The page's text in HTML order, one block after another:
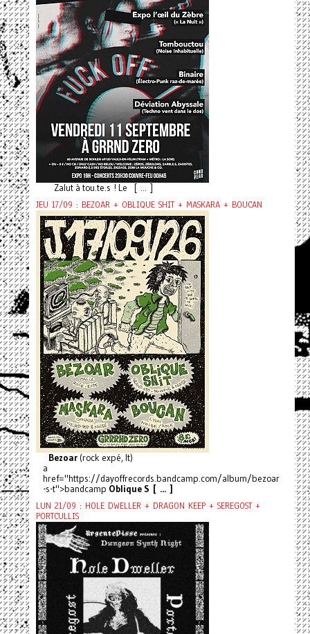
Zalut à tou.te.s ! Le [ ... ]
JEU 17/09 : BEZOAR + OBLIQUE SHIT + MASKARA + BOUCAN
Bezoar(rock expé, It)
a
href="https://dayoffrecords.bandcamp.com/album/bezoar
-s-t">bandcamp Oblique S [ ... ]
LUN 21/09 : HOLE DWELLER + DRAGON KEEP + SEREGOST +
PORTCULLIS